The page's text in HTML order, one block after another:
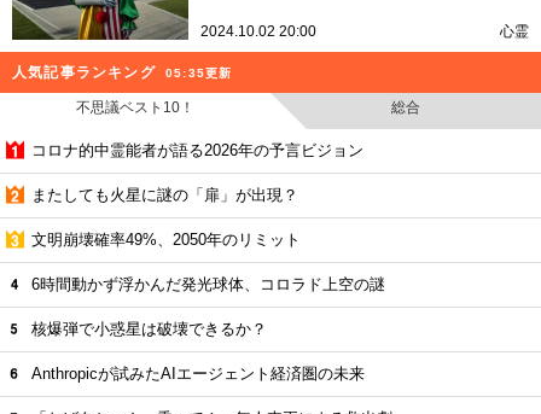
2024.10.02 20:00 心霊
人気記事ランキング 05:35更新
不思議ベスト10！ 総合
コロナ的中霊能者が語る2026年の予言ビジョン
またしても火星に謎の「扉」が出現？
文明崩壊確率49%、2050年のリミット
6時間動かず浮かんだ発光球体、コロラド上空の謎
核爆弾で小惑星は破壊できるか？
Anthropicが試みたAIエージェント経済圏の未来